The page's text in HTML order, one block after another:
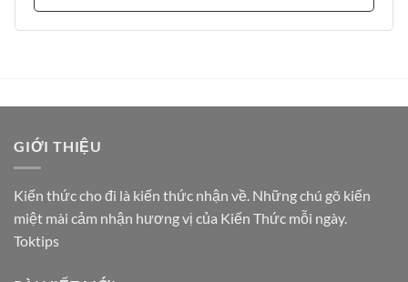
GIỚI THIỆU
Kiến thức cho đi là kiến thức nhận về. Những chú gõ kiến
miệt mài cảm nhận hương vị của Kiến Thức mỗi ngày.
Toktips